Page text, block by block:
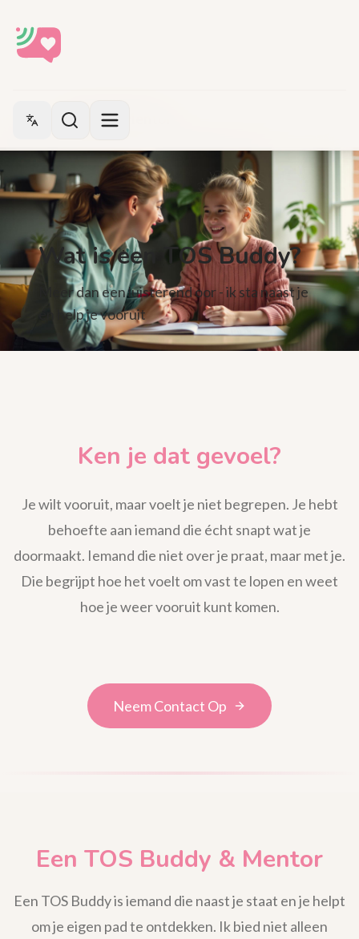
Switch language
Buddy & Mentor
Wat is een TOS Buddy?
Meer dan een luisterend oor - ik sta naast je
én help je vooruit
Ken je dat gevoel?
Je wilt vooruit, maar voelt je niet begrepen. Je hebt
behoefte aan iemand die écht snapt wat je
doormaakt. Iemand die niet over je praat, maar met je.
Die begrijpt hoe het voelt om vast te lopen en weet
hoe je weer vooruit kunt komen.
Neem Contact Op
Een TOS Buddy & Mentor
Een TOS Buddy is iemand die naast je staat en je helpt
om je eigen pad te ontdekken. Ik bied niet alleen